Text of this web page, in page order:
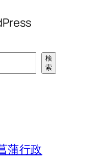
検
索
蒲行政